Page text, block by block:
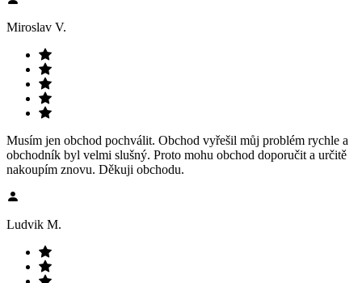
Miroslav V.
Musím jen obchod pochválit. Obchod vyřešil můj problém rychle a
obchodník byl velmi slušný. Proto mohu obchod doporučit a určitě
nakoupím znovu. Děkuji obchodu.
Ludvik M.